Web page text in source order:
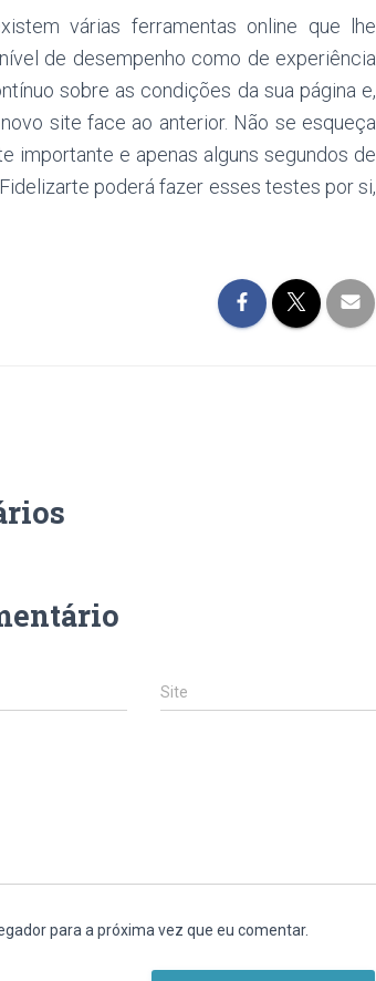
várias ferramentas online que lhe
de desempenho como de experiência
sobre as condições da sua página e,
site face ao anterior. Não se esqueça
importante e apenas alguns segundos de
poderá fazer esses testes por si,
Site
para a próxima vez que eu comentar.